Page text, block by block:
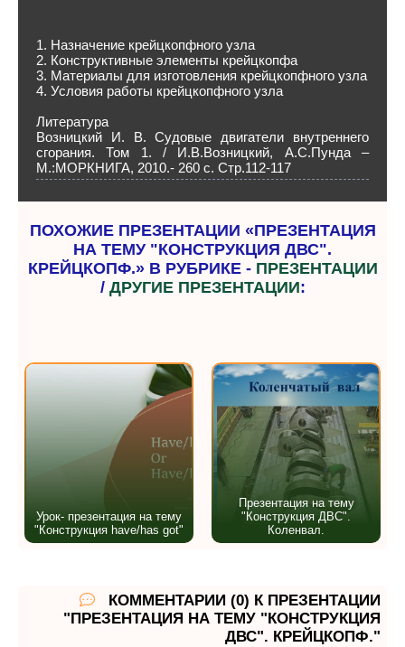
1. Назначение крейцкопфного узла
2. Конструктивные элементы крейцкопфа
3. Материалы для изготовления крейцкопфного узла
4. Условия работы крейцкопфного узла
Литература
Возницкий И. В. Судовые двигатели внутреннего
сгорания. Том 1. / И.В.Возницкий, А.С.Пунда –
М.:МОРКНИГА, 2010.- 260 с. Стр.112-117
ПОХОЖИЕ ПРЕЗЕНТАЦИИ «ПРЕЗЕНТАЦИЯ
НА ТЕМУ "КОНСТРУКЦИЯ ДВС".
КРЕЙЦКОПФ.» В РУБРИКЕ - ПРЕЗЕНТАЦИИ
/ ДРУГИЕ ПРЕЗЕНТАЦИИ:
Урок- презентация на тему
"Конструкция have/has got"
Презентация на тему
"Конструкция ДВС".
Коленвал.
КОММЕНТАРИИ (0) К ПРЕЗЕНТАЦИИ
"ПРЕЗЕНТАЦИЯ НА ТЕМУ "КОНСТРУКЦИЯ
ДВС". КРЕЙЦКОПФ."